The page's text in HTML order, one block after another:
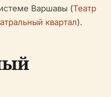
Варшавы (Театр
квартал).